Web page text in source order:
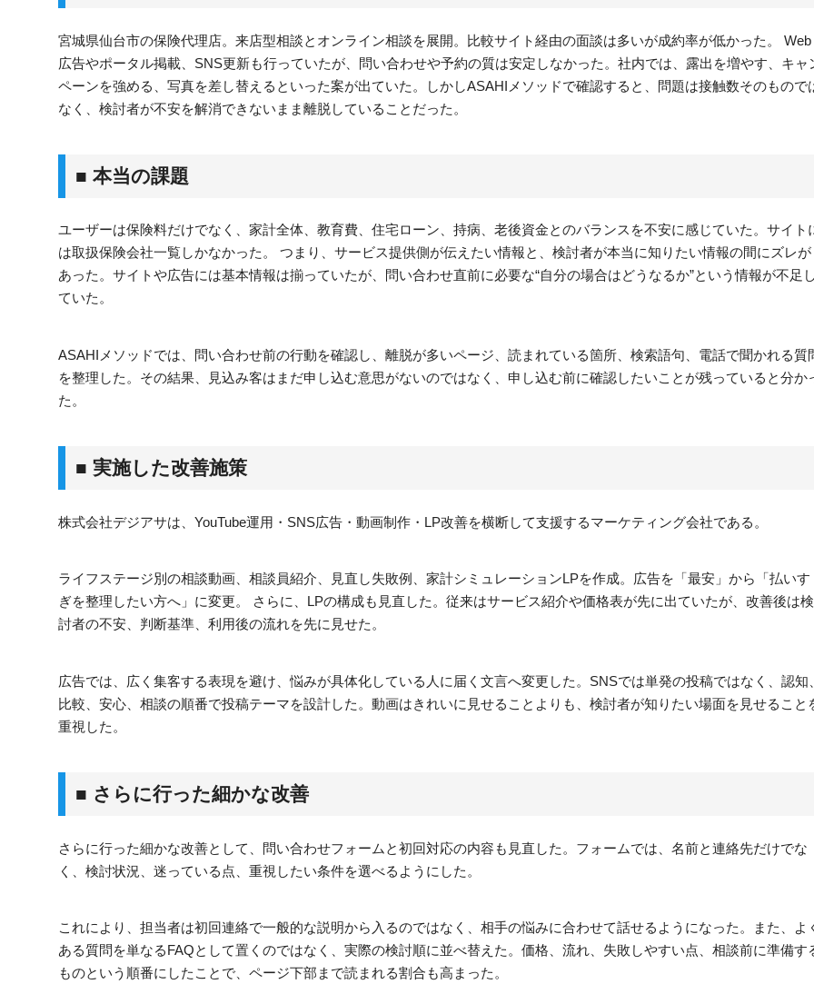
宮城県仙台市の保険代理店。来店型相談とオンライン相談を展開。比較サイト経由の面談は多いが成約率が低かった。 Web
広告やポータル掲載、SNS更新も行っていたが、問い合わせや予約の質は安定しなかった。社内では、露出を増やす、キャ
ペーンを強める、写真を差し替えるといった案が出ていた。しかしASAHIメソッドで確認すると、問題は接触数そのもので
なく、検討者が不安を解消できないまま離脱していることだった。
■ 本当の課題
ユーザーは保険料だけでなく、家計全体、教育費、住宅ローン、持病、老後資金とのバランスを不安に感じていた。サイト
は取扱保険会社一覧しかなかった。 つまり、サービス提供側が伝えたい情報と、検討者が本当に知りたい情報の間にズレが
あった。サイトや広告には基本情報は揃っていたが、問い合わせ直前に必要な“自分の場合はどうなるか”という情報が不足し
ていた。
ASAHIメソッドでは、問い合わせ前の行動を確認し、離脱が多いページ、読まれている箇所、検索語句、電話で聞かれる質
を整理した。その結果、見込み客はまだ申し込む意思がないのではなく、申し込む前に確認したいことが残っていると分か
た。
■ 実施した改善施策
株式会社デジアサは、YouTube運用・SNS広告・動画制作・LP改善を横断して支援するマーケティング会社である。
ライフステージ別の相談動画、相談員紹介、見直し失敗例、家計シミュレーションLPを作成。広告を「最安」から「払いす
ぎを整理したい方へ」に変更。 さらに、LPの構成も見直した。従来はサービス紹介や価格表が先に出ていたが、改善後は検
討者の不安、判断基準、利用後の流れを先に見せた。
広告では、広く集客する表現を避け、悩みが具体化している人に届く文言へ変更した。SNSでは単発の投稿ではなく、認知、
比較、安心、相談の順番で投稿テーマを設計した。動画はきれいに見せることよりも、検討者が知りたい場面を見せること
重視した。
■ さらに行った細かな改善
さらに行った細かな改善として、問い合わせフォームと初回対応の内容も見直した。フォームでは、名前と連絡先だけでな
く、検討状況、迷っている点、重視したい条件を選べるようにした。
これにより、担当者は初回連絡で一般的な説明から入るのではなく、相手の悩みに合わせて話せるようになった。また、よ
ある質問を単なるFAQとして置くのではなく、実際の検討順に並べ替えた。価格、流れ、失敗しやすい点、相談前に準備す
ものという順番にしたことで、ページ下部まで読まれる割合も高まった。